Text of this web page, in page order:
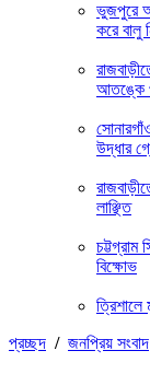
ভুজপুরে
করে বালু
আতঙ্কে
উদ্ধার
লাঞ্ছিত
চট্টগ্রাম
বিক্ষোভ
প্রচ্ছদ / জনপ্রিয় সংবাদ